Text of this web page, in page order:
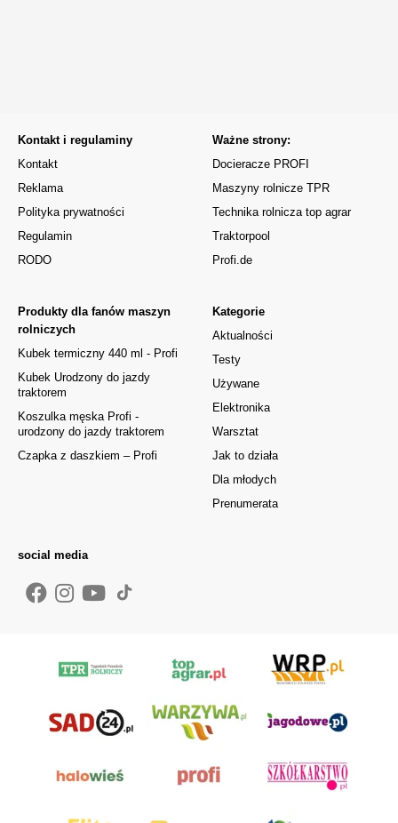
Kontakt i regulaminy
Kontakt
Reklama
Polityka prywatności
Regulamin
RODO
Kategorie
Aktualności
Testy
Używane
Elektronika
Warsztat
Jak to działa
Dla młodych
Prenumerata
Produkty dla fanów maszyn
rolniczych
Kubek termiczny 440 ml - Profi
Kubek Urodzony do jazdy
traktorem
Koszulka męska Profi -
urodzony do jazdy traktorem
Czapka z daszkiem – Profi
Ważne strony:
Docieracze PROFI
Maszyny rolnicze TPR
Technika rolnicza top agrar
Traktorpool
Profi.de
social media